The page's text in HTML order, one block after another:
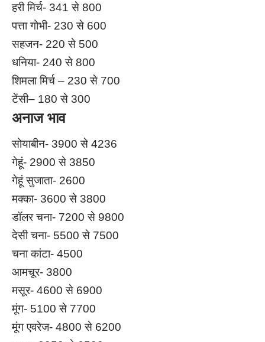
हरी मिर्च- 341 से 800
पत्ता गोभी- 230 से 600
सहजन- 220 से 500
धनिया- 240 से 800
शिमला मिर्च – 230 से 700
टेंसी– 180 से 300
अनाज भाव
सोयाबीन- 3900 से 4236
गेहूं- 2900 से 3850
गेहूं सुजाता- 2600
मक्का- 3600 से 3800
डॉलर चना- 7200 से 9800
देसी चना- 5500 से 7500
चना कांटा- 4500
आमचूर- 3800
मसूर- 4600 से 6900
मूंग- 5100 से 7700
मूंग एवरेज- 4800 से 6200